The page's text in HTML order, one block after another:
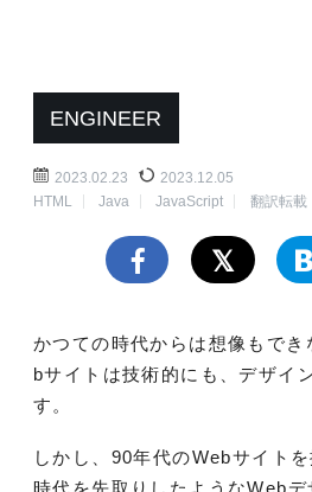
ENGINEER
2023.02.23
2023.12.05
HTML
Java JavaScript 翻訳転載
かつての時代からは想像もで
bサイトは技術的にも、デザイ
す。
しかし、90年代のWebサイト